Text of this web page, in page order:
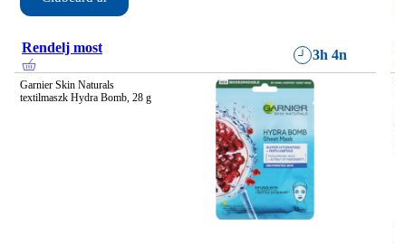
Rendelj most 3h 4n
Garnier Skin Naturals
textilmaszk Hydra Bomb, 28 g